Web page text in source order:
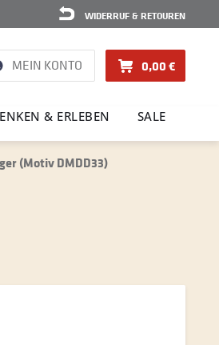
WIDERRUF & RETOUREN
MEIN KONTO 0,00 €
& ERLEBEN SALE
(Motiv DMDD33)